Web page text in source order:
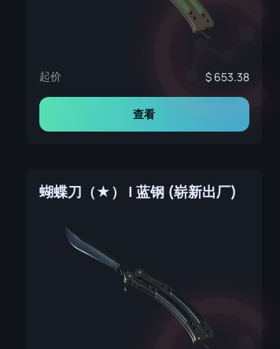
起价 653.38
查看
蝴蝶刀（★） | 蓝钢 (崭新出厂)